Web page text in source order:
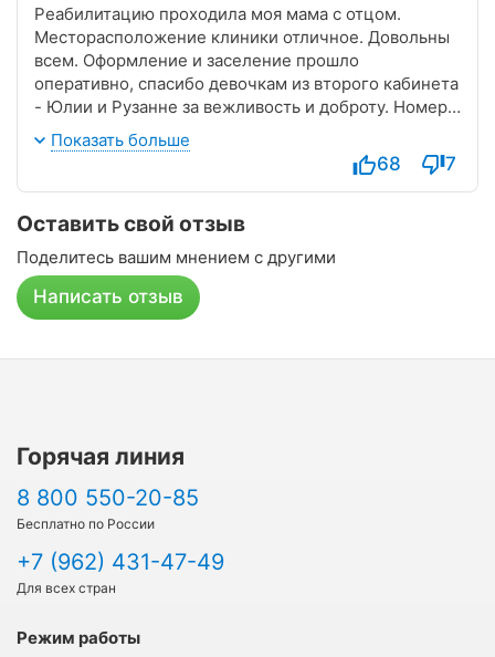
Реабилитацию проходила моя мама с отцом.
Месторасположение клиники отличное. Довольны
всем. Оформление и заселение прошло
оперативно, спасибо девочкам из второго кабинета
- Юлии и Рузанне за вежливость и доброту. Номер в
котором мы жили, хоть и не новый, но вполне
приличный «раритетный», высокий потолок,
красивое старинное окно, хорошая шумоизоляция.
Смена постельного белья, полотенец, влажная
уборка все проводилось регулярно. Лечение
внимательная, грамотная, отзывчивая, спасибо за
чуткое отношение к пациентам и качественную
помощь в лечении.
Показать больше
68 7
Оставить свой отзыв
Поделитесь вашим мнением с другими
Написать отзыв
Горячая линия
8 800 550-20-85
Бесплатно по России
+7 (962) 431-47-49
Для всех стран
Режим работы